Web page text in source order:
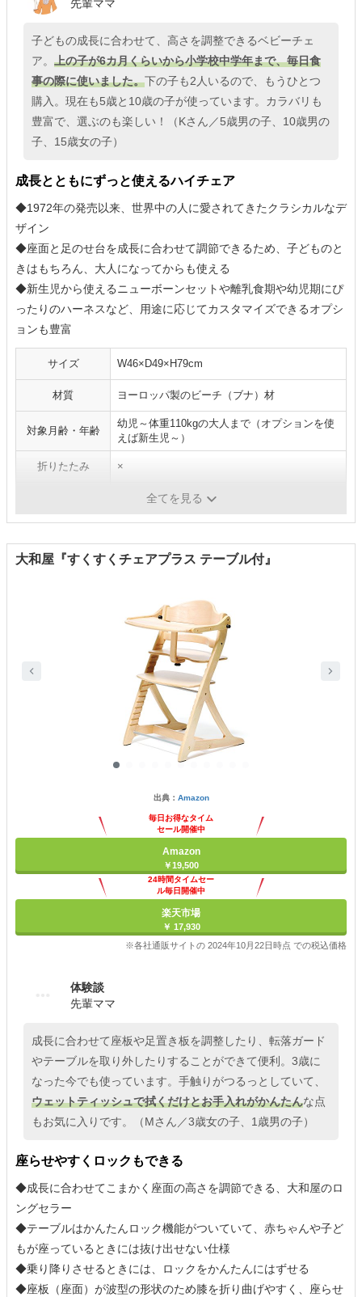
先輩ママ
子どもの成長に合わせて、高さを調整できるベビーチェ
ア。 上の子が6カ月くらいから小学校中学年まで、毎日食
事の際に使いました。下の子も2人いるので、もうひとつ
購入。現在も5歳と10歳の子が使っています。カラバリも
豊富で、選ぶのも楽しい！（Kさん／5歳男の子、10歳男の
子、15歳女の子）
成長とともにずっと使えるハイチェア
◆1972年の発売以来、世界中の人に愛されてきたクラシカルなデ
ザイン
◆座面と足のせ台を成長に合わせて調節できるため、子どものと
きはもちろん、大人になってからも使える
◆新生児から使えるニューボーンセットや離乳食期や幼児期にぴ
ったりのハーネスなど、用途に応じてカスタマイズできるオプシ
ョンも豊富
サイズ W46×D49×H79cm
材質 ヨーロッパ製のビーチ（ブナ）材
対象月齢・年齢
幼児～体重110kgの大人まで（オプションを使
えば新生児～）
折りたたみ ×
全てを見る
大和屋『すくすくチェアプラス テーブル付』
出典： Amazon
毎日お得なタイム
セール開催中
Amazon
￥19,500
24時間タイムセー
ル毎日開催中
楽天市場
￥ 17,930
※各社通販サイトの 2024年10月22日時点 での税込価格
体験談
先輩ママ
成長に合わせて座板や足置き板を調整したり、転落ガード
やテーブルを取り外したりすることができて便利。3歳に
なった今でも使っています。手触りがつるっとしていて、
ウェットティッシュで拭くだけとお手入れがかんたんな点
もお気に入りです。（Mさん／3歳女の子、1歳男の子）
座らせやすくロックもできる
◆成長に合わせてこまかく座面の高さを調節できる、大和屋のロ
ングセラー
◆テーブルはかんたんロック機能がついていて、赤ちゃんや子ど
もが座っているときには抜け出せない仕様
◆乗り降りさせるときには、ロックをかんたんにはずせる
◆座板（座面）が波型の形状のため膝を折り曲げやすく、座らせ